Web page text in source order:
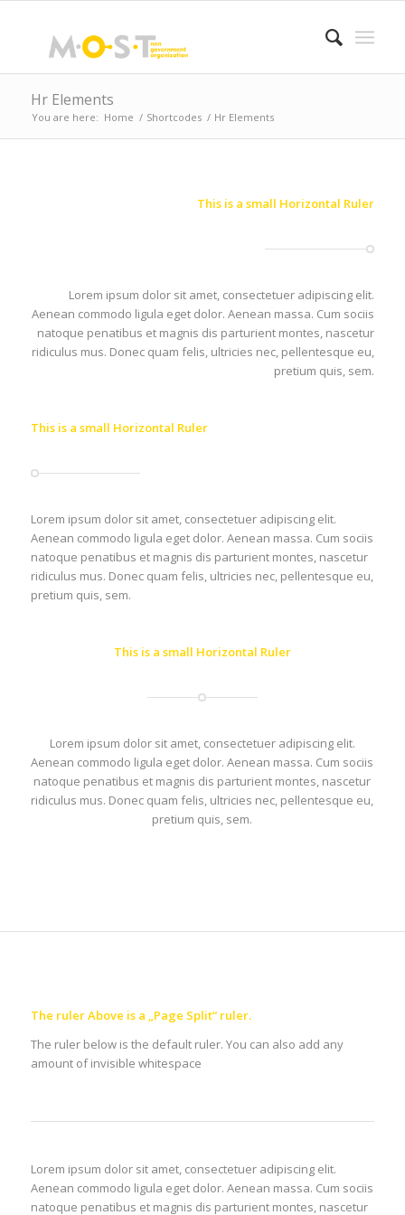
Hr Elements
You are here: Home / Shortcodes / Hr Elements
This is a small Horizontal Ruler
Lorem ipsum dolor sit amet, consectetuer adipiscing elit.
Aenean commodo ligula eget dolor. Aenean massa. Cum sociis
natoque penatibus et magnis dis parturient montes, nascetur
ridiculus mus. Donec quam felis, ultricies nec, pellentesque eu,
pretium quis, sem.
This is a small Horizontal Ruler
Lorem ipsum dolor sit amet, consectetuer adipiscing elit.
Aenean commodo ligula eget dolor. Aenean massa. Cum sociis
natoque penatibus et magnis dis parturient montes, nascetur
ridiculus mus. Donec quam felis, ultricies nec, pellentesque eu,
pretium quis, sem.
This is a small Horizontal Ruler
Lorem ipsum dolor sit amet, consectetuer adipiscing elit.
Aenean commodo ligula eget dolor. Aenean massa. Cum sociis
natoque penatibus et magnis dis parturient montes, nascetur
ridiculus mus. Donec quam felis, ultricies nec, pellentesque eu,
pretium quis, sem.
The ruler Above is a „Page Split“ ruler.
The ruler below is the default ruler. You can also add any
amount of invisible whitespace
Lorem ipsum dolor sit amet, consectetuer adipiscing elit.
Aenean commodo ligula eget dolor. Aenean massa. Cum sociis
natoque penatibus et magnis dis parturient montes, nascetur